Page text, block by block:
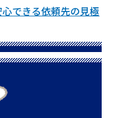
できる依頼先の見極